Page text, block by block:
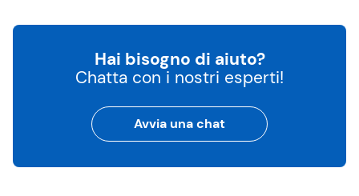
Hai bisogno di aiuto?
Chatta con i nostri esperti!
Avvia una chat